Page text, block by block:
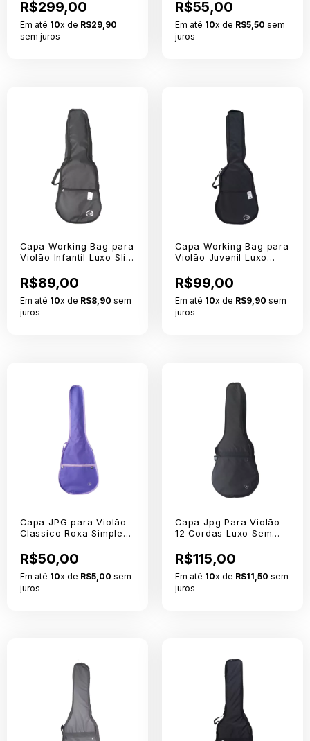
R$299,00
Em até 10x de R$29,90
sem juros
R$55,00
Em até 10x de R$5,50 sem
juros
Capa Working Bag para
Violão Infantil Luxo Slim
R$89,00
Em até 10x de R$8,90 sem
juros
Capa Working Bag para
Violão Juvenil Luxo
R$99,00
Em até 10x de R$9,90 sem
juros
Capa JPG para Violão
Classico Roxa Simples
R$50,00
Em até 10x de R$5,00 sem
juros
Capa Jpg Para Violão
12 Cordas Luxo Sem
R$115,00
Em até 10x de R$11,50 sem
juros